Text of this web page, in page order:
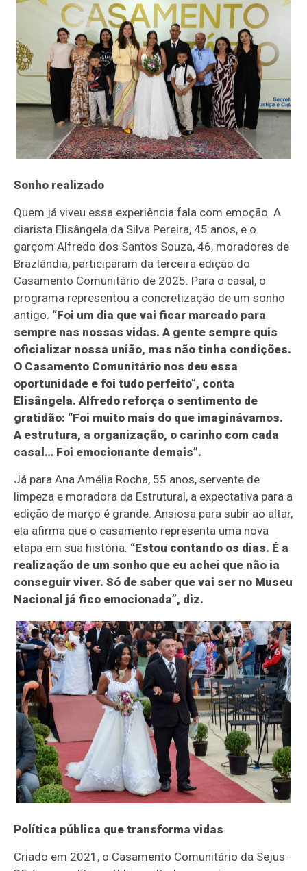
Sonho realizado
Quem já viveu essa experiência fala com emoção. A
diarista Elisângela da Silva Pereira, 45 anos, e o
garçom Alfredo dos Santos Souza, 46, moradores de
Brazlândia, participaram da terceira edição do
Casamento Comunitário de 2025. Para o casal, o
programa representou a concretização de um sonho
antigo. “Foi um dia que vai ficar marcado para
sempre nas nossas vidas. A gente sempre quis
oficializar nossa união, mas não tinha condições.
O Casamento Comunitário nos deu essa
oportunidade e foi tudo perfeito”, conta
Elisângela. Alfredo reforça o sentimento de
gratidão: “Foi muito mais do que imaginávamos.
A estrutura, a organização, o carinho com cada
casal… Foi emocionante demais”.
Já para Ana Amélia Rocha, 55 anos, servente de
limpeza e moradora da Estrutural, a expectativa para a
edição de março é grande. Ansiosa para subir ao altar,
ela afirma que o casamento representa uma nova
etapa em sua história. “Estou contando os dias. É a
realização de um sonho que eu achei que não ia
conseguir viver. Só de saber que vai ser no Museu
Nacional já fico emocionada”, diz.
Política pública que transforma vidas
Criado em 2021, o Casamento Comunitário da Sejus-